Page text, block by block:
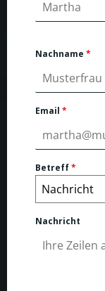
Nachname *
Email *
Betreff*
Nachricht
Nachricht